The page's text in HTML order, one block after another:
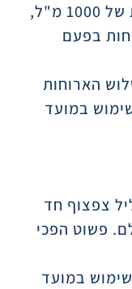
ולתכנן מראש. לקנקן יש קיבולת של 1000 מ"ל,
בפעם
הארוחות
במועד
צפצוף חד
פשוט הפכי
במועד